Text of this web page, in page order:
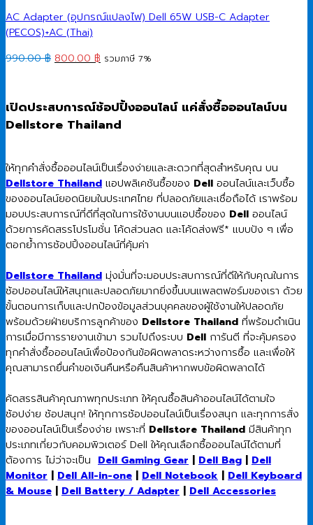
AC Adapter (อุปกรณ์แปลงไฟ) Dell 65W USB-C Adapter
(PECOS)+AC (Thai)
990.00฿ Original
990.00 ฿.
800.00 ฿ Current
800.00 ฿.
รวมภาษี 7%
เปิดประสบการณ์ช้อปปิ้งออนไลน์ แค่สั่งซื้อออนไลน์บน
Dellstore Thailand
ให้ทุกคำสั่งซื้อออนไลน์เป็นเรื่องง่ายและสะดวกที่สุดสำหรับคุณ บน
Dellstore Thailand แอปพลิเคชันซื้อของ Dell ออนไลน์และเว็บซื้อ
ของออนไลน์ยอดนิยมในประเทศไทย ที่ปลอดภัยและเชื่อถือได้ เราพร้อม
มอบประสบการณ์ที่ดีที่สุดในการใช้งานบนแอปซื้อของ Dell ออนไลน์
ด้วยการคัดสรรโปรโมชั่น โค้ดส่วนลด และโค้ดส่งฟรี* แบบปัง ๆ เพื่อ
ตอกย้ำการช้อปปิ้งออนไลน์ที่คุ้มค่า
Dellstore Thailand มุ่งมั่นที่จะมอบประสบการณ์ที่ดีให้กับคุณในการ
ช้อปออนไลน์ให้สนุกและปลอดภัยมากยิ่งขึ้นบนแพลตฟอร์มของเรา ด้วย
ขั้นตอนการเก็บและปกป้องข้อมูลส่วนบุคคลของผู้ใช้งานให้ปลอดภัย
พร้อมด้วยฝ่ายบริการลูกค้าของ Dellstore Thailand ที่พร้อมดำเนิน
การเมื่อมีการรายงานเข้ามา รวมไปถึงระบบ Dell การันตี ที่จะคุ้มครอง
ทุกคำสั่งซื้อออนไลน์เพื่อป้องกันข้อผิดพลาดระหว่างการซื้อ และเพื่อให้
คุณสามารถยื่นคำขอเงินคืนหรือคืนสินค้าหากพบข้อผิดพลาดได้
คัดสรรสินค้าคุณภาพทุกประเภท ให้คุณซื้อสินค้าออนไลน์ได้ตามใจ
ช้อปง่าย ช้อปสนุก! ให้ทุกการช้อปออนไลน์เป็นเรื่องสนุก และทุกการสั่ง
ของออนไลน์เป็นเรื่องง่าย เพราะที่ Dellstore Thailand มีสินค้าทุก
ประเภทเกี่ยวกับคอมพิวเตอร์ Dell ให้คุณเลือกซื้อออนไลน์ได้ตามที่
ต้องการ ไม่ว่าจะเป็น Dell Gaming Gear | Dell Bag | Dell
Monitor | Dell All-in-one | Dell Notebook | Dell Keyboard
& Mouse | Dell Battery / Adapter | Dell Accessories